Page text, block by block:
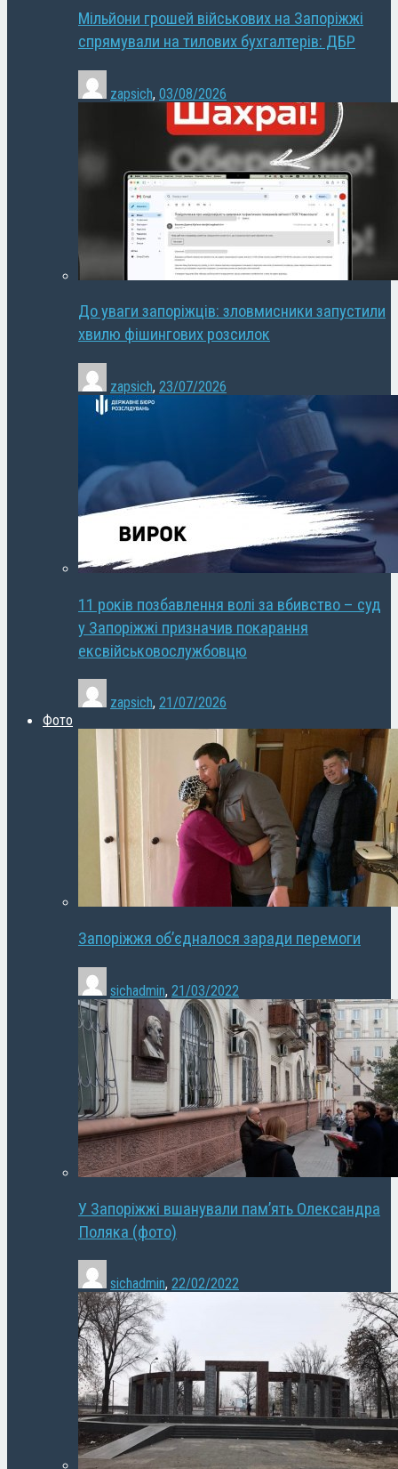
Мільйони грошей військових на Запоріжжі
спрямували на тилових бухгалтерів: ДБР
zapsich, 03/08/2026
До уваги запоріжців: зловмисники запустили
хвилю фішингових розсилок
zapsich, 23/07/2026
11 років позбавлення волі за вбивство – суд
у Запоріжжі призначив покарання
ексвійськовослужбовцю
zapsich, 21/07/2026
Фото
Запоріжжя об’єдналося заради перемоги
sichadmin, 21/03/2022
У Запоріжжі вшанували пам’ять Олександра
Поляка (фото)
sichadmin, 22/02/2022